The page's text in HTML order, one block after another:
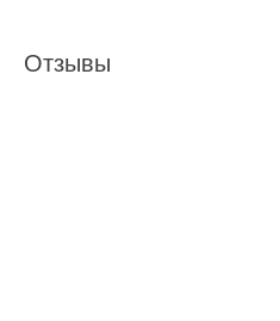
Отзывы